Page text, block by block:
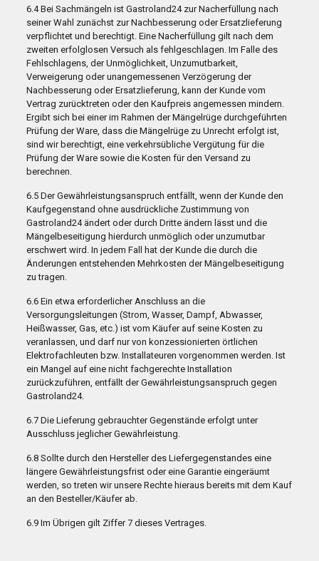
6.4 Bei Sachmängeln ist Gastroland24 zur Nacherfüllung nach
seiner Wahl zunächst zur Nachbesserung oder Ersatzlieferung
verpflichtet und berechtigt. Eine Nacherfüllung gilt nach dem
zweiten erfolglosen Versuch als fehlgeschlagen. Im Falle des
Fehlschlagens, der Unmöglichkeit, Unzumutbarkeit,
Verweigerung oder unangemessenen Verzögerung der
Nachbesserung oder Ersatzlieferung, kann der Kunde vom
Vertrag zurücktreten oder den Kaufpreis angemessen mindern.
Ergibt sich bei einer im Rahmen der Mängelrüge durchgeführten
Prüfung der Ware, dass die Mängelrüge zu Unrecht erfolgt ist,
sind wir berechtigt, eine verkehrsübliche Vergütung für die
Prüfung der Ware sowie die Kosten für den Versand zu
berechnen.
6.5 Der Gewährleistungsanspruch entfällt, wenn der Kunde den
Kaufgegenstand ohne ausdrückliche Zustimmung von
Gastroland24 ändert oder durch Dritte ändern lässt und die
Mängelbeseitigung hierdurch unmöglich oder unzumutbar
erschwert wird. In jedem Fall hat der Kunde die durch die
Änderungen entstehenden Mehrkosten der Mängelbeseitigung
zu tragen.
6.6 Ein etwa erforderlicher Anschluss an die
Versorgungsleitungen (Strom, Wasser, Dampf, Abwasser,
Heißwasser, Gas, etc.) ist vom Käufer auf seine Kosten zu
veranlassen, und darf nur von konzessionierten örtlichen
Elektrofachleuten bzw. Installateuren vorgenommen werden. Ist
ein Mangel auf eine nicht fachgerechte Installation
zurückzuführen, entfällt der Gewährleistungsanspruch gegen
Gastroland24.
6.7 Die Lieferung gebrauchter Gegenstände erfolgt unter
Ausschluss jeglicher Gewährleistung.
6.8 Sollte durch den Hersteller des Liefergegenstandes eine
längere Gewährleistungsfrist oder eine Garantie eingeräumt
werden, so treten wir unsere Rechte hieraus bereits mit dem Kauf
an den Besteller/Käufer ab.
6.9 Im Übrigen gilt Ziffer 7 dieses Vertrages.